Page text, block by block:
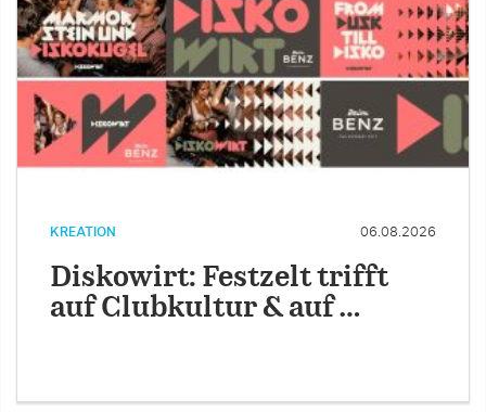
KREATION 06.08.2026
Diskowirt: Festzelt trifft
auf Clubkultur & auf …